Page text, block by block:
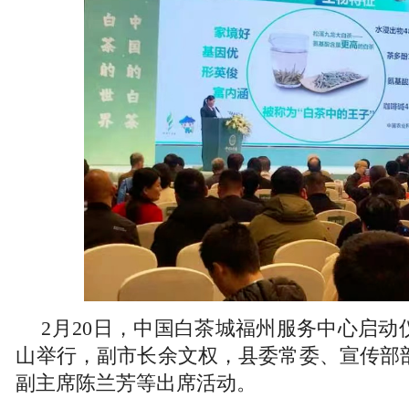
2月20日，中国白茶城福州服务中心启动
山举行，副市长余文权，县委常委、宣传部
副主席陈兰芳等出席活动。